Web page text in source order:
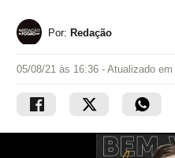
Por: Redação
05/08/21 às 16:36 - Atualizado em